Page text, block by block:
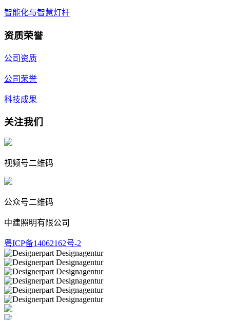
智能化与智慧灯杆
资质荣誉
公司资质
公司荣誉
科技成果
关注我们
视频号二维码
公众号二维码
中建照明有限公司
粤ICP备14062162号-2